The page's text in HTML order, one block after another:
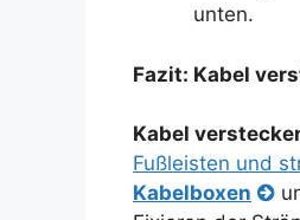
unten.
Fazit: Kabel
Kabel
Fußleisten und
Kabelboxen